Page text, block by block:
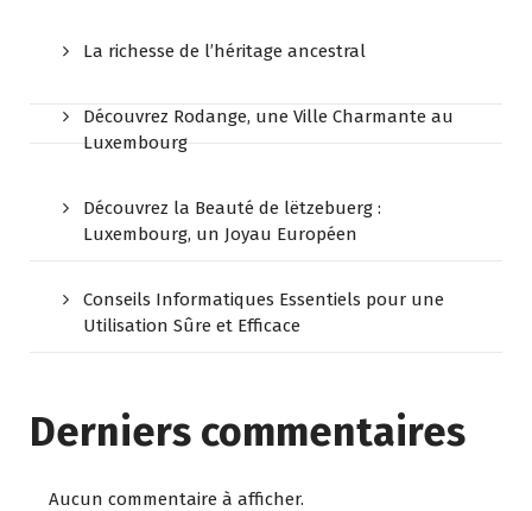
La richesse de l’héritage ancestral
Découvrez Rodange, une Ville Charmante au
Luxembourg
Découvrez la Beauté de lëtzebuerg :
Luxembourg, un Joyau Européen
Conseils Informatiques Essentiels pour une
Utilisation Sûre et Efficace
Derniers commentaires
Aucun commentaire à afficher.